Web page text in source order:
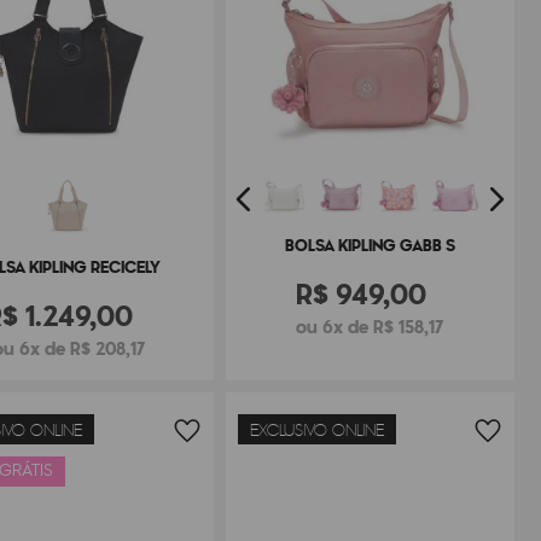
KIPLING RECICELY
1.249,00
6x de R$ 208,17
BOLSA KIPLING GABB S
R$ 949,00
ou 6x de R$ 158,17
ONLINE EXCLUSIVO ONLINE